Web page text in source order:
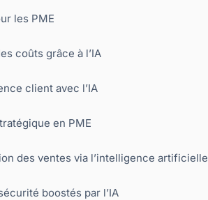
les PME
coûts grâce à l’IA
client avec l’IA
en PME
des ventes via l’intelligence artificielle
boostés par l’IA